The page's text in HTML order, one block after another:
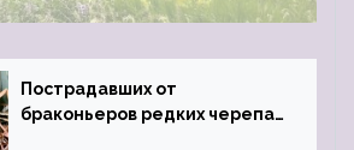
Пострадавших от
браконьеров редких черепах